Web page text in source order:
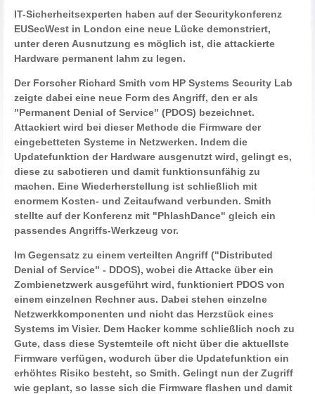
IT-Sicherheitsexperten haben auf der Securitykonferenz
EUSecWest in London eine neue Lücke demonstriert,
unter deren Ausnutzung es möglich ist, die attackierte
Hardware permanent lahm zu legen.
Der Forscher Richard Smith vom HP Systems Security Lab
zeigte dabei eine neue Form des Angriff, den er als
"Permanent Denial of Service" (PDOS) bezeichnet.
Attackiert wird bei dieser Methode die Firmware der
eingebetteten Systeme in Netzwerken. Indem die
Updatefunktion der Hardware ausgenutzt wird, gelingt es,
diese zu sabotieren und damit funktionsunfähig zu
machen. Eine Wiederherstellung ist schließlich mit
enormem Kosten- und Zeitaufwand verbunden. Smith
stellte auf der Konferenz mit "PhlashDance" gleich ein
passendes Angriffs-Werkzeug vor.
Im Gegensatz zu einem verteilten Angriff ("Distributed
Denial of Service" - DDOS), wobei die Attacke über ein
Zombienetzwerk ausgeführt wird, funktioniert PDOS von
einem einzelnen Rechner aus. Dabei stehen einzelne
Netzwerkkomponenten und nicht das Herzstück eines
Systems im Visier. Dem Hacker komme schließlich noch zu
Gute, dass diese Systemteile oft nicht über die aktuellste
Firmware verfügen, wodurch über die Updatefunktion ein
erhöhtes Risiko besteht, so Smith. Gelingt nun der Zugriff
wie geplant, so lasse sich die Firmware flashen und damit